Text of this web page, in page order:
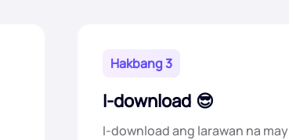
Hakbang 3
I-download
I-download ang larawan na may